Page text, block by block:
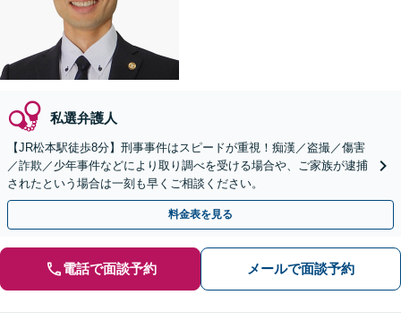
私選弁護人
【JR松本駅徒歩8分】刑事事件はスピードが重視！痴漢／盗撮／傷害
／詐欺／少年事件などにより取り調べを受ける場合や、ご家族が逮捕
されたという場合は一刻も早くご相談ください。
料金表を見る
電話で面談予約 メールで面談予約